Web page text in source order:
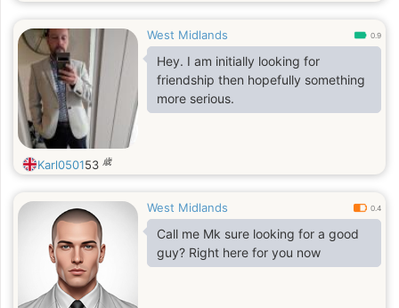
West Midlands 0.9
Hey. I am initially looking for
friendship then hopefully something
more serious.
Karl050153 歳
West Midlands 0.4
Call me Mk sure looking for a good
guy? Right here for you now